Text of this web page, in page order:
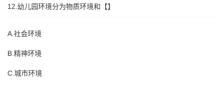
12.幼儿园环境分为物质环境和【】
A.社会环境
B.精神环境
C.城市环境